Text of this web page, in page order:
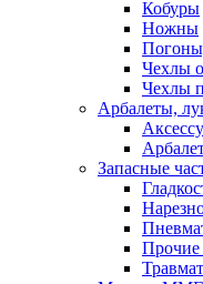
Кобуры
Ножны
Чехлы
Чехлы
Арбалеты,
Запасные
Прочие